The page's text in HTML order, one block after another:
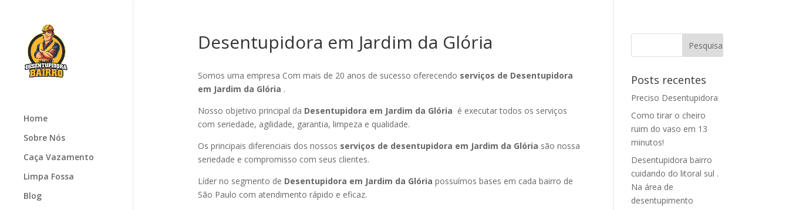
Home
Sobre Nós
Caça Vazamento
Limpa Fossa
Blog
Desentupidora em Jardim da Glória
Somos uma empresa Com mais de 20 anos de sucesso oferecendo serviços de Desentupidora
em Jardim da Glória .
Nosso objetivo principal da Desentupidora em Jardim da Glória é executar todos os serviços
com seriedade, agilidade, garantia, limpeza e qualidade.
Os principais diferenciais dos nossos serviços de desentupidora em Jardim da Glória são nossa
seriedade e compromisso com seus clientes.
Líder no segmento de Desentupidora em Jardim da Glória possuímos bases em cada bairro de
São Paulo com atendimento rápido e eficaz.
Posts recentes
Preciso Desentupidora
Como tirar o cheiro
ruim do vaso em 13
minutos!
Desentupidora bairro
cuidando do litoral sul .
Na área de
desentupimento